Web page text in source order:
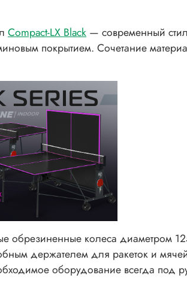
Compact-LX Black — современный
покрытием. Сочетание
обрезиненные колеса диаметром
держателем для ракеток и
оборудование всегда под